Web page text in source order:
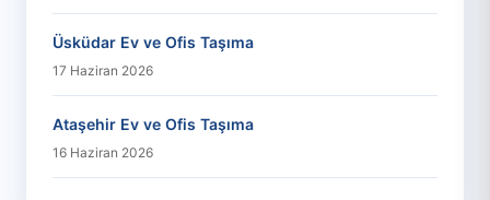
Üsküdar Ev ve Ofis Taşıma
17 Haziran 2026
Ataşehir Ev ve Ofis Taşıma
16 Haziran 2026